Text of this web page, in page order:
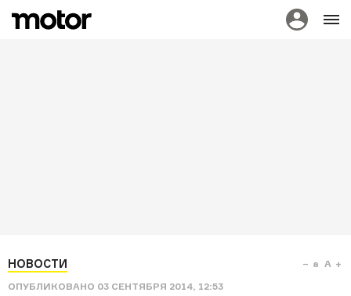
НОВОСТИ
ОПУБЛИКОВАНО 03 СЕНТЯБРЯ 2014, 12:53
a A